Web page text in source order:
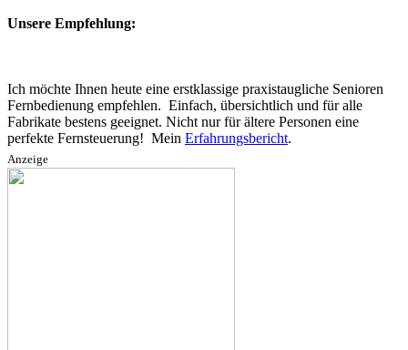
Unsere Empfehlung:
Ich möchte Ihnen heute eine erstklassige praxistaugliche Senioren
Fernbedienung empfehlen. Einfach, übersichtlich und für alle
Fabrikate bestens geeignet. Nicht nur für ältere Personen eine
perfekte Fernsteuerung! Mein Erfahrungsbericht.
Anzeige